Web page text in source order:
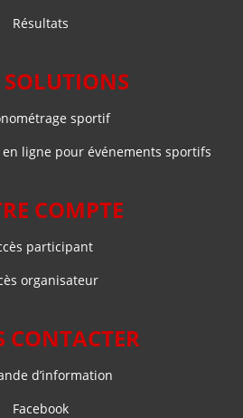
Résultats
sportif
en ligne pour événements sportifs
COMPTE
participant
organisateur
CONTACTER
d’information
Facebook